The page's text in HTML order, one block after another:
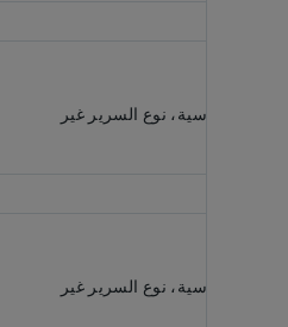
غرفة قياسية، نوع السرير غير
غرفة قياسية، نوع السرير غير